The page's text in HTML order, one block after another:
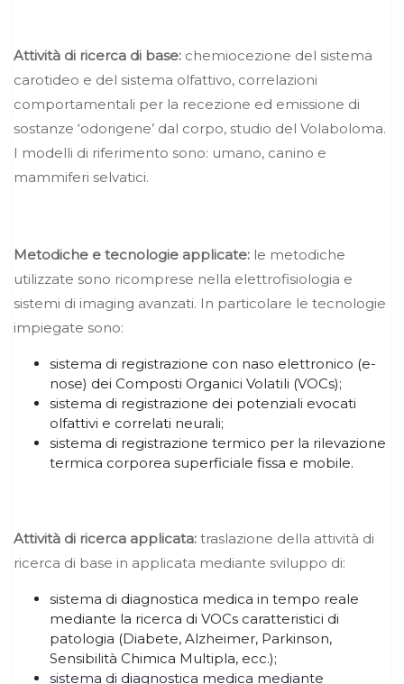
Attività di ricerca di base: chemiocezione del sistema
carotideo e del sistema olfattivo, correlazioni
comportamentali per la recezione ed emissione di
sostanze ‘odorigene’ dal corpo, studio del Volaboloma.
I modelli di riferimento sono: umano, canino e
mammiferi selvatici.
Metodiche e tecnologie applicate: le metodiche
utilizzate sono ricomprese nella elettrofisiologia e
sistemi di imaging avanzati. In particolare le tecnologie
impiegate sono:
sistema di registrazione con naso elettronico (e-
nose) dei Composti Organici Volatili (VOCs);
sistema di registrazione dei potenziali evocati
olfattivi e correlati neurali;
sistema di registrazione termico per la rilevazione
termica corporea superficiale fissa e mobile.
Attività di ricerca applicata: traslazione della attività di
ricerca di base in applicata mediante sviluppo di:
sistema di diagnostica medica in tempo reale
mediante la ricerca di VOCs caratteristici di
patologia (Diabete, Alzheimer, Parkinson,
Sensibilità Chimica Multipla, ecc.);
sistema di diagnostica medica mediante